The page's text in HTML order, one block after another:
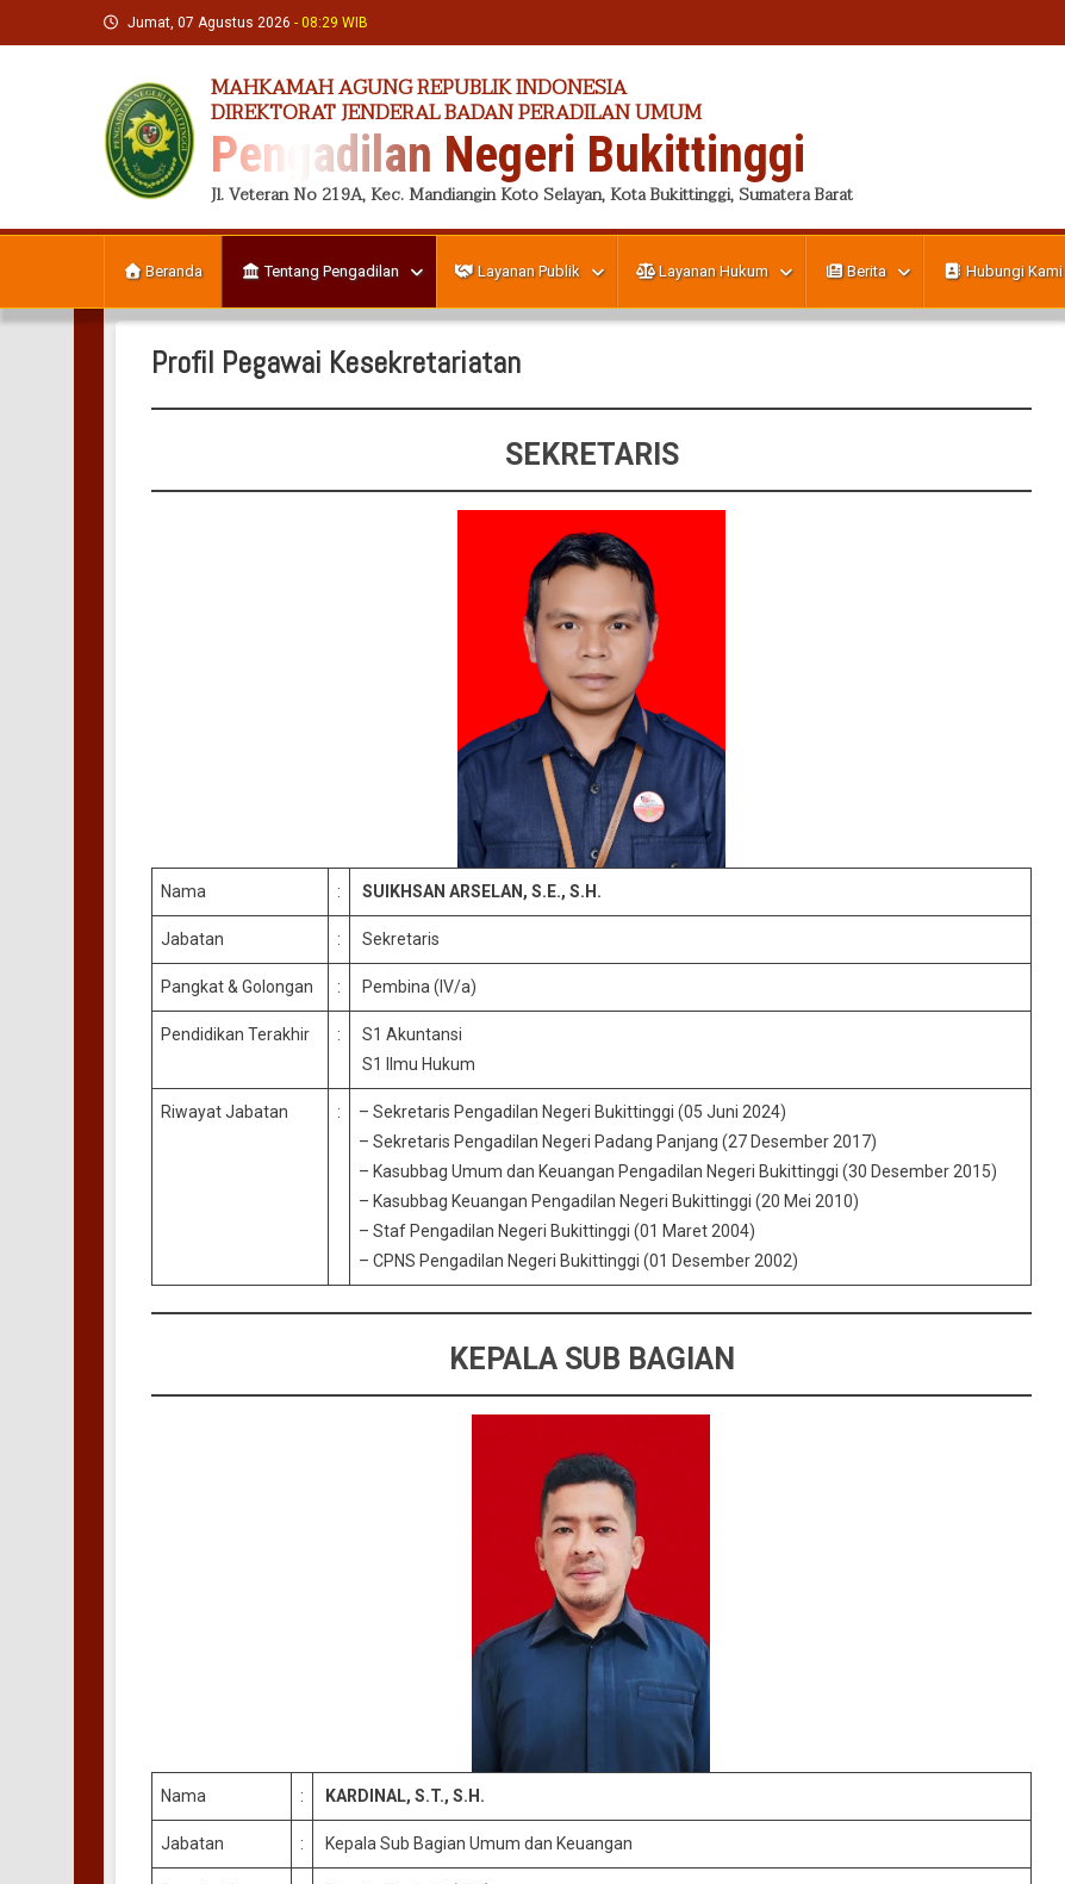
to
Jumat, 07 Agustus 2026 - 08:29 WIB
MAHKAMAH AGUNG REPUBLIK INDONESIA
DIREKTORAT JENDERAL BADAN PERADILAN UMUM
Pengadilan Negeri Bukittinggi
Jl. Veteran No 219A, Kec. Mandiangin Koto Selayan, Kota Bukittinggi, Sumatera Barat
Beranda Tentang Pengadilan Layanan Publik Layanan Hukum Berita Hubungi Kami
Profil Pegawai Kesekretariatan
SEKRETARIS
Nama : SUIKHSAN ARSELAN, S.E., S.H.
Jabatan : Sekretaris
Pangkat & Golongan : Pembina (IV/a)
Pendidikan Terakhir :
S1 Akuntansi
S1 Ilmu Hukum
Riwayat Jabatan :
– Sekretaris Pengadilan Negeri Bukittinggi (05 Juni 2024)
– Sekretaris Pengadilan Negeri Padang Panjang (27 Desember 2017)
– Kasubbag Umum dan Keuangan Pengadilan Negeri Bukittinggi (30 Desember 2015)
– Kasubbag Keuangan Pengadilan Negeri Bukittinggi (20 Mei 2010)
– Staf Pengadilan Negeri Bukittinggi (01 Maret 2004)
– CPNS Pengadilan Negeri Bukittinggi (01 Desember 2002)
KEPALA SUB BAGIAN
Nama : KARDINAL, S.T., S.H.
Jabatan : Kepala Sub Bagian Umum dan Keuangan